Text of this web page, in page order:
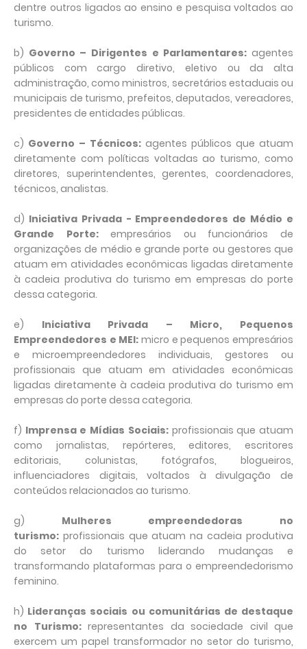
dentre outros ligados ao ensino e pesquisa voltados ao
turismo.
b) Governo – Dirigentes e Parlamentares: agentes
públicos com cargo diretivo, eletivo ou da alta
administração, como ministros, secretários estaduais ou
municipais de turismo, prefeitos, deputados, vereadores,
presidentes de entidades públicas.
c) Governo – Técnicos: agentes públicos que atuam
diretamente com políticas voltadas ao turismo, como
diretores, superintendentes, gerentes, coordenadores,
técnicos, analistas.
d) Iniciativa Privada - Empreendedores de Médio e
Grande Porte:empresários ou funcionários de
organizações de médio e grande porte ou gestores que
atuam em atividades econômicas ligadas diretamente
à cadeia produtiva do turismo em empresas do porte
dessa categoria.
e) Iniciativa Privada – Micro, Pequenos
Empreendedores e MEI: micro e pequenos empresários
e microempreendedores individuais, gestores ou
profissionais que atuam em atividades econômicas
ligadas diretamente à cadeia produtiva do turismo em
empresas do porte dessa categoria.
f) Imprensa e Mídias Sociais:profissionais que atuam
como jornalistas, repórteres, editores, escritores
editoriais, colunistas, fotógrafos, blogueiros,
influenciadores digitais, voltados à divulgação de
conteúdos relacionados ao turismo.
g) Mulheres empreendedoras no
turismo: profissionais que atuam na cadeia produtiva
do setor do turismo liderando mudanças e
transformando plataformas para o empreendedorismo
feminino.
h) Lideranças sociais ou comunitárias de destaque
no Turismo:representantes da sociedade civil que
exercem um papel transformador no setor do turismo,